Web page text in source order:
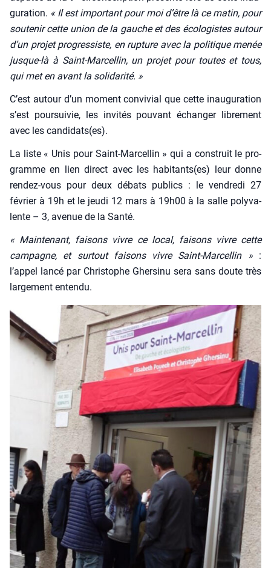
gu­ra­tion. « Il est impor­tant pour moi d’être là ce matin, pour
sou­te­nir cette union de la gauche et des éco­lo­gistes autour
d’un pro­jet pro­gres­siste, en rup­ture avec la poli­tique menée
jusque-là à Saint-Mar­cel­lin, un pro­jet pour toutes et tous,
qui met en avant la soli­da­ri­té. »
C’est autour d’un moment convi­vial que cette inau­gu­ra­tion
s’est pour­sui­vie, les invi­tés pou­vant échan­ger libre­ment
avec les candidats(es).
La liste « Unis pour Saint-Mar­cel­lin » qui a construit le pro­
gramme en lien direct avec les habitants(es) leur donne
ren­dez-vous pour deux débats publics : le ven­dre­di 27
février à 19h et le jeu­di 12 mars à 19h00 à la salle poly­va­
lente – 3, ave­nue de la San­té.
« Main­te­nant, fai­sons vivre ce local, fai­sons vivre cette
cam­pagne, et sur­tout fai­sons vivre Saint-Mar­cel­lin »:
l’appel lan­cé par Chris­tophe Gher­si­nu sera sans doute très
lar­ge­ment enten­du.